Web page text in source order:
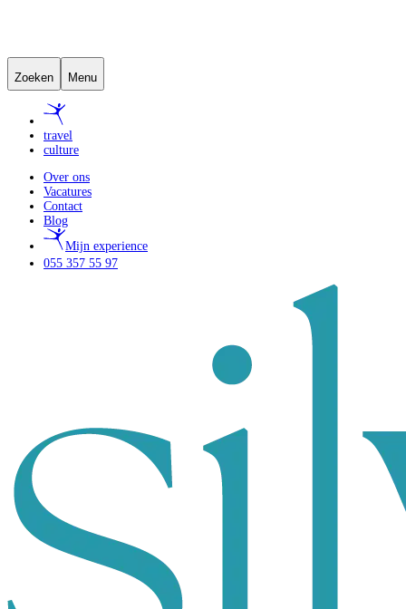
Zoeken Menu
travel
culture
Over ons
Vacatures
Contact
Blog
Mijn experience
055 357 55 97